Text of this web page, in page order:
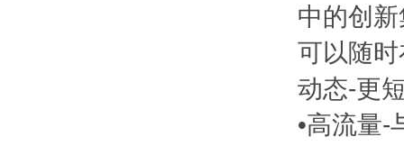
中的创
可以随
动态-更
•高流量-